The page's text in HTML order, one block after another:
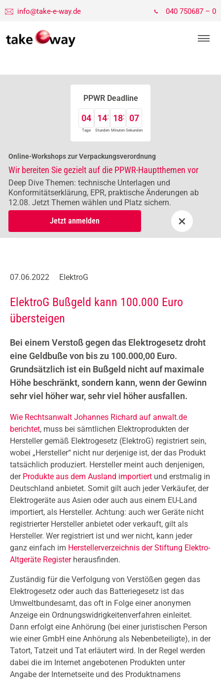
info@take-e-way.de 040 750687 – 0
PPWR Deadline
04
Tage
14
Stunden
18
Minuten
06
Sekunden
Online-Workshops zur Verpackungsverordnung
Wir bereiten Sie gezielt auf die PPWR-Hauptthemen vor
Deep Dive Themen: technische Unterlagen und
Konformitätserklärung, EPR, praktische Änderungen ab
12.08. Jetzt Themen wählen und Platz sichern.
Jetzt anmelden
×
07.06.2022 ElektroG
ElektroG Bußgeld kann 100.000 Euro
übersteigen
Bei einem Verstoß gegen das Elektrogesetz droht
eine Geldbuße von bis zu 100.000,00 Euro.
Grundsätzlich ist ein Bußgeld nicht auf maximale
Höhe beschränkt, sondern kann, wenn der Gewinn
sehr viel höher war, sehr viel höher ausfallen.
Wie Rechtsanwalt Johannes Richard auf anwalt.de
berichtet, muss bei sämtlichen Elektroprodukten der
Hersteller gemäß Elektrogesetz (ElektroG) registriert sein,
wobei „Hersteller“ nicht nur derjenige ist, der das Produkt
tatsächlich produziert. Hersteller meint auch denjenigen,
der Produkte aus dem Ausland importiert und erstmalig in
Deutschland anbietet. Somit gilt auch jeder Verkäufer, der
Elektrogeräte aus Asien oder auch aus einem EU-Land
importiert, als Hersteller. Achtung: auch wer Geräte nicht
registrierter Hersteller anbietet oder verkauft, gilt als
Hersteller. Wer registriert ist und wer nicht, kann jeder
ganz einfach im Herstellerverzeichnis der Stiftung Elektro-
Altgeräte Registerherausfinden.
Zuständig für die Verfolgung von Verstößen gegen das
Elektrogesetz oder auch das Batteriegesetz ist das
Umweltbundesamt, das oft in Folge einer anonymen
Anzeige ein Ordnungswidrigkeitenverfahren einleitet.
Dann erfolgt eine Anhörung (bei einer juristischen Person
wie einer GmbH eine Anhörung als Nebenbeteiligte), in der
Tatort, Tatzeit und Tat erläutert wird. In der Regel werden
dabei die im Internet angebotenen Produkten unter
Angabe der Internetseite und des Produktnamens